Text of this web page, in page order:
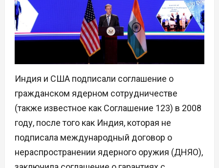
Индия и США подписали соглашение о
гражданском ядерном сотрудничестве
(также известное как Соглашение 123) в 2008
году, после того как Индия, которая не
подписала международный договор о
нераспространении ядерного оружия (ДНЯО),